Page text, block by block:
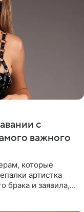
с
важного
которые
артистка
брака и заявила,